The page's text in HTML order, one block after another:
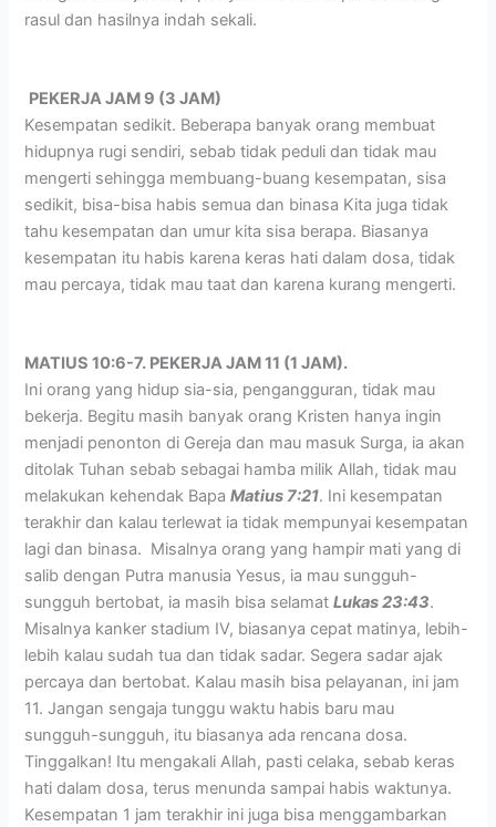
rasul dan hasilnya indah sekali.
PEKERJA JAM 9 (3 JAM)
Kesempatan sedikit. Beberapa banyak orang membuat
hidupnya rugi sendiri, sebab tidak peduli dan tidak mau
mengerti sehingga membuang-buang kesempatan, sisa
sedikit, bisa-bisa habis semua dan binasa Kita juga tidak
tahu kesempatan dan umur kita sisa berapa. Biasanya
kesempatan itu habis karena keras hati dalam dosa, tidak
mau percaya, tidak mau taat dan karena kurang mengerti.
MATIUS 10:6-7. PEKERJA JAM 11 (1 JAM).
Ini orang yang hidup sia-sia, pengangguran, tidak mau
bekerja. Begitu masih banyak orang Kristen hanya ingin
menjadi penonton di Gereja dan mau masuk Surga, ia akan
ditolak Tuhan sebab sebagai hamba milik Allah, tidak mau
melakukan kehendak BapaMatius 7:21. Ini kesempatan
terakhir dan kalau terlewat ia tidak mempunyai kesempatan
lagi dan binasa. Misalnya orang yang hampir mati yang di
salib dengan Putra manusia Yesus, ia mau sungguh-
sungguh bertobat, ia masih bisa selamatLukas 23:43.
Misalnya kanker stadium IV, biasanya cepat matinya, lebih-
lebih kalau sudah tua dan tidak sadar. Segera sadar ajak
percaya dan bertobat. Kalau masih bisa pelayanan, ini jam
11. Jangan sengaja tunggu waktu habis baru mau
sungguh-sungguh, itu biasanya ada rencana dosa.
Tinggalkan! Itu mengakali Allah, pasti celaka, sebab keras
hati dalam dosa, terus menunda sampai habis waktunya.
Kesempatan 1 jam terakhir ini juga bisa menggambarkan